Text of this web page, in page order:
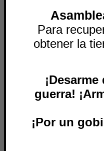
Para
obtener la
guerra!
¡Por un